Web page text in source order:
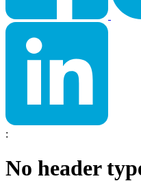
:
No header